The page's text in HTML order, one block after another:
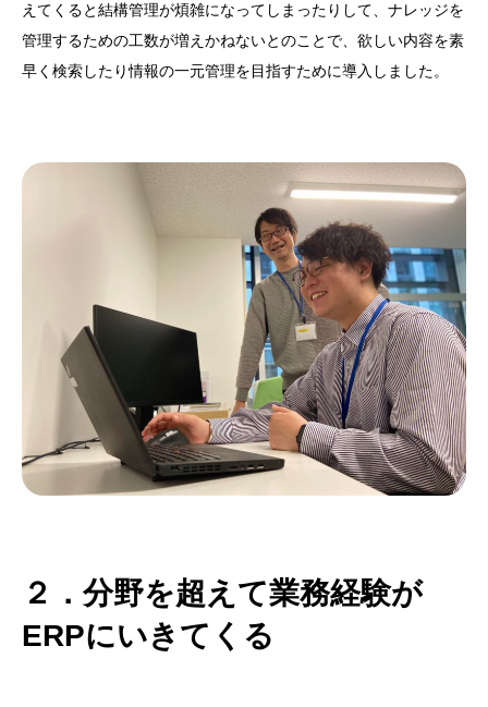
えてくると結構管理が煩雑になってしまったりして、ナレッジを
管理するための工数が増えかねないとのことで、欲しい内容を素
早く検索したり情報の一元管理を目指すために導入しました。
２．分野を超えて業務経験が
ERPにいきてくる